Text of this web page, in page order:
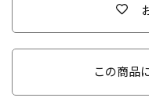
この商品